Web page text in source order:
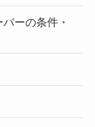
ーの条件・